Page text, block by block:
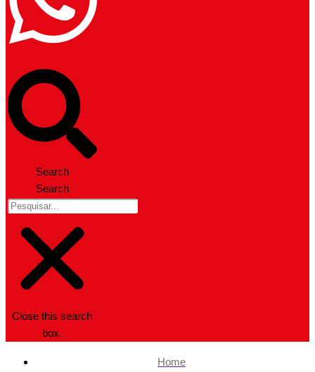
Search
Search
Close this search
box.
Home